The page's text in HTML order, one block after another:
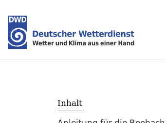
Inhalt